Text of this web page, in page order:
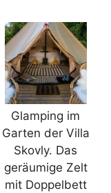
Glamping im
Garten der Villa
Skovly. Das
geräumige Zelt
mit Doppelbett